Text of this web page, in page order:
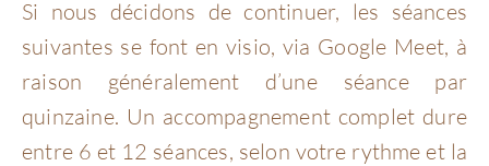
Si nous décidons de continuer, les séances
suivantes se font en visio, via Google Meet, à
raison généralement d’une séance par
quinzaine. Un accompagnement complet dure
entre 6 et 12 séances, selon votre rythme et la